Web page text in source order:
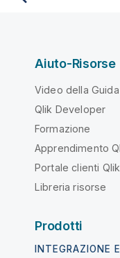
Aiuto-Risorse
Video della
Qlik Developer
Formazione
Apprendimento
Portale clienti Qlik
Libreria risorse
Prodotti
INTEGRAZIONE